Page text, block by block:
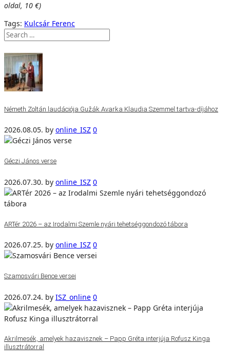
oldal, 10 €)
Tags: Kulcsár Ferenc
Németh Zoltán laudációja Gužák Avarka Klaudia Szemmel tartva-díjához
2026.08.05. by online_ISZ 0
Géczi János verse
2026.07.30. by online_ISZ 0
ARTér 2026 – az Irodalmi Szemle nyári tehetséggondozó tábora
2026.07.25. by online_ISZ 0
Szamosvári Bence versei
2026.07.24. by ISZ_online 0
Akrilmesék, amelyek hazavisznek – Papp Gréta interjúja Rofusz Kinga
illusztrátorral